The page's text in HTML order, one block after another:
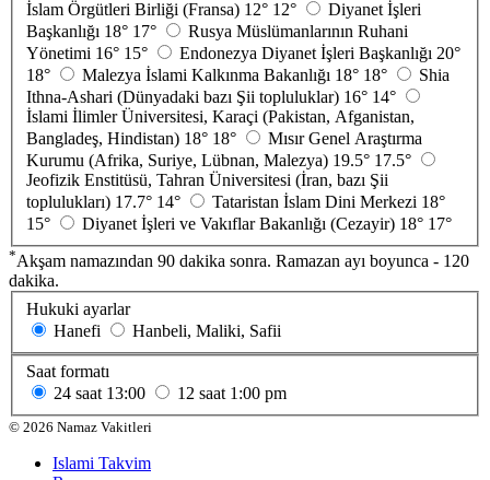
İslam Örgütleri Birliği (Fransa) 12° 12°
Diyanet İşleri
Başkanlığı 18° 17°
Rusya Müslümanlarının Ruhani
Yönetimi 16° 15° Endonezya Diyanet İşleri Başkanlığı 20°
18°
Malezya İslami Kalkınma Bakanlığı 18° 18°
Shia
Ithna-Ashari (Dünyadaki bazı Şii topluluklar) 16° 14°
İslami İlimler Üniversitesi, Karaçi (Pakistan, Afganistan,
Bangladeş, Hindistan) 18° 18°
Mısır Genel Araştırma
Kurumu (Afrika, Suriye, Lübnan, Malezya) 19.5° 17.5°
Jeofizik Enstitüsü, Tahran Üniversitesi (İran, bazı Şii
toplulukları) 17.7° 14° Tataristan İslam Dini Merkezi 18°
15°
Diyanet İşleri ve Vakıflar Bakanlığı (Cezayir) 18° 17°
*Akşam namazından 90 dakika sonra. Ramazan ayı boyunca - 120
dakika.
Hukuki ayarlar
Hanefi
Hanbeli, Maliki, Safii
Saat formatı
24 saat 13:00 12 saat 1:00 pm
© 2026 Namaz Vakitleri
Islami Takvim